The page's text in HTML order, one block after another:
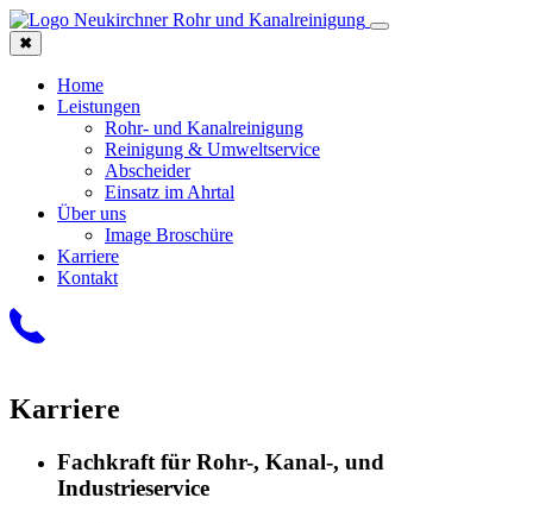
✖
Home
Leistungen
Rohr- und Kanalreinigung
Reinigung & Umweltservice
Abscheider
Einsatz im Ahrtal
Über uns
Image Broschüre
Karriere
Kontakt
Karriere
Fachkraft für Rohr-, Kanal-, und
Industrieservice